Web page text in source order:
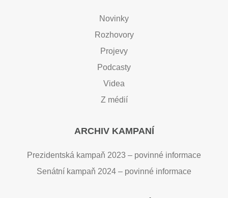
Novinky
Rozhovory
Projevy
Podcasty
Videa
Z médií
ARCHIV KAMPANÍ
Prezidentská kampaň 2023 – povinné informace
Senátní kampaň 2024 – povinné informace